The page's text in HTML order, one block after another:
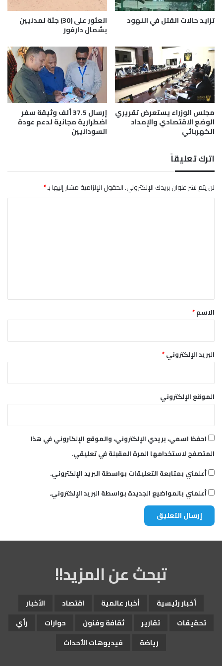
ل
ا
ل
و
ق
ف
م
أ
س
ا
ة
ل
ف
ا
ش
و
ب
ا
ا
ل
ف
ا
ت
ي
ك
ا
تزايد حالات القتل في النهود العثور على (30) جثة لمدنيين
بشمال دارفور
مجلس الوزراء يستعرض تقريري
الوضع الاقتصادي والإمداد
الكهربائي
إرسال 37.5 ألف وثيقة سفر
اضطرارية مجانية لدعم عودة
السودانيين
اترك تعليقاً
لن يتم نشر عنوان بريدك الإلكتروني.الحقول الإلزامية مشار إليها بـ*
*الاسم*
البريد الإلكتروني*
الموقع الإلكتروني
احفظ اسمي، بريدي الإلكتروني، والموقع الإلكتروني في هذا
المتصفح لاستخدامها المرة المقبلة في تعليقي.
أعلمني بمتابعة التعليقات بواسطة البريد الإلكتروني.
أعلمني بالمواضيع الجديدة بواسطة البريد الإلكتروني.
تبحث عن المزيد!!
أخبار رئيسية أخبار عالمية اقتصاد
الأخبار
تحقيقات
تقارير ثقافة وفنون حوارات
رأي
رياضة
فيديوهات الأحداث